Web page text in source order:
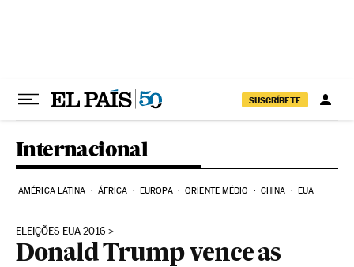
SUSCRÍBETE
Internacional
AMÉRICA LATINA ÁFRICA EUROPA ORIENTE MÉDIO CHINA EUA
ELEIÇÕES EUA 2016
Donald Trump vence as